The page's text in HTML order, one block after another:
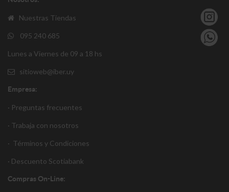
Nuestras Tiendas
095 240 685
Lunes a Viernes de 09 a 18 hs
sitioweb@iber.uy
Empresa:
· Preguntas frecuentes
· Trabaja con nosotros
· Términos y Condiciones
· Descuento Scotiabank
Compras On-Line: